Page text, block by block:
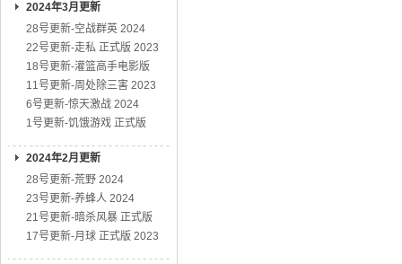
2024年3月更新
28号更新-空战群英 2024
22号更新-走私 正式版 2023
18号更新-灌篮高手电影版
11号更新-周处除三害 2023
6号更新-惊天激战 2024
1号更新-饥饿游戏 正式版
2024年2月更新
28号更新-荒野 2024
23号更新-养蜂人 2024
21号更新-暗杀风暴 正式版
17号更新-月球 正式版 2023